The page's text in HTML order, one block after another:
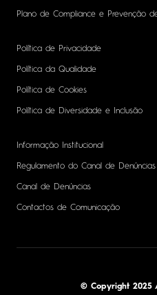
Plano de Compliance e Prevenção
Política de Privacidade
Política da Qualidade
Política de Cookies
Política de Diversidade e Inclusão
Informação Institucional
Regulamento do Canal de Denúncias
Canal de Denúncias
Contactos de Comunicação
© Copyright 2025